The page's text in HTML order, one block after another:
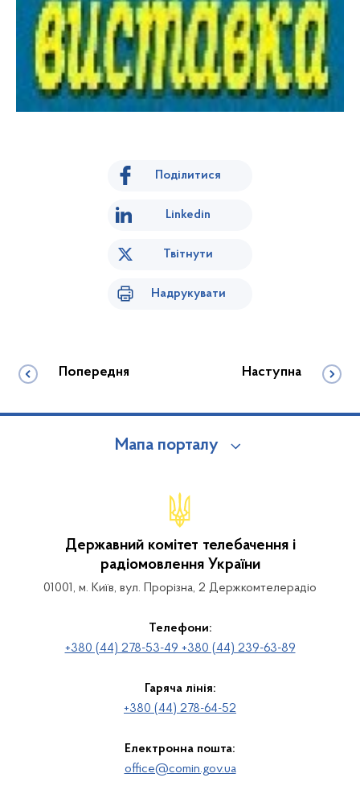
Поділитися
Linkedin
Твітнути
Надрукувати
Попередня Наступна
Мапа порталу
Державний комітет телебачення і
радіомовлення України
01001, м. Київ, вул. Прорізна, 2 Держкомтелерадіо
Телефони:
+380 (44) 278-53-49 +380 (44) 239-63-89
Гаряча лінія:
+380 (44) 278-64-52
Електронна пошта:
office@comin.gov.ua